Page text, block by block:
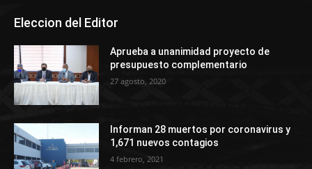
Eleccion del Editor
Aprueba a unanimidad proyecto de
presupuesto complementario
27 agosto, 2020
Informan 28 muertos por coronavirus y
1,671 nuevos contagios
4 febrero, 2021